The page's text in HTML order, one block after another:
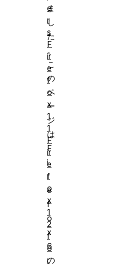
ま
し
た
。
こ
の
ペ
ー
ジ
は
F
i
r
e
f
o
x
6
の
e
r
s
F
ir
e
f
o
x
1
1
F
ir
e
f
o
x
1
2
f
o
r